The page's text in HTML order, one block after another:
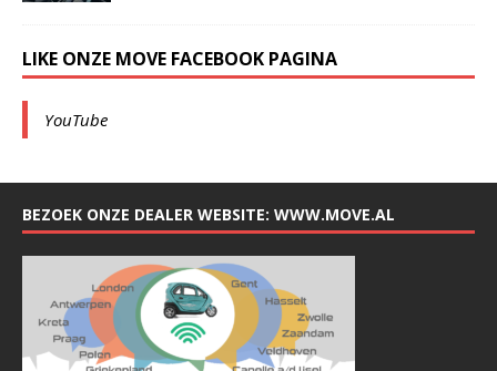
LIKE ONZE MOVE FACEBOOK PAGINA
YouTube
BEZOEK ONZE DEALER WEBSITE: WWW.MOVE.AL